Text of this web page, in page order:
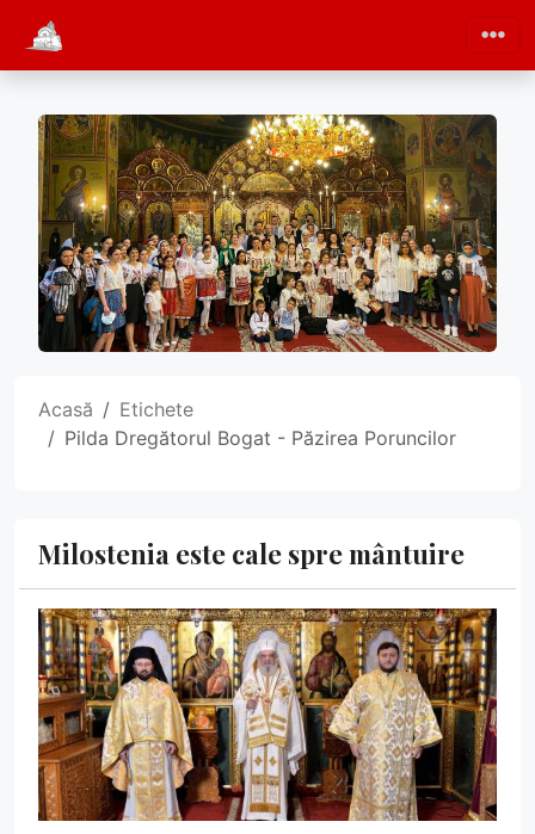
Acasă
Etichete
Pilda Dregătorul Bogat - Păzirea Poruncilor
Milostenia este cale spre mântuire